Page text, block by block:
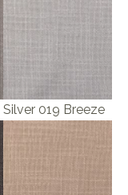
Silver 019 Breeze